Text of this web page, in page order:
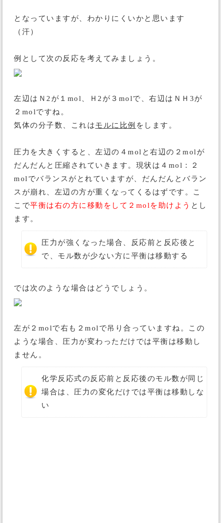
となっていますが、わかりにくいかと思います
（汗）
例として次の反応を考えてみましょう。
左辺はＮ2が１mol、Ｈ2が３molで、右辺はＮＨ3が
２molですね。
気体の分子数、これはモルに比例 をします。
圧力を大きくすると、左辺の４molと右辺の２molが
だんだんと圧縮されていきます。現状は４mol：２
molでバランスがとれていますが、だんだんとバラン
スが崩れ、左辺の方が重くなってくるはずです。こ
こで平衡は右の方に移動をして２molを助けよう とし
ます。
圧力が強くなった場合、反応前と反応後と
で、モル数が少ない方に平衡は移動する
では次のような場合はどうでしょう。
左が２molで右も２molで吊り合っていますね。この
ような場合、圧力が変わっただけでは平衡は移動し
ません。
化学反応式の反応前と反応後のモル数が同じ
場合は、圧力の変化だけでは平衡は移動しな
い